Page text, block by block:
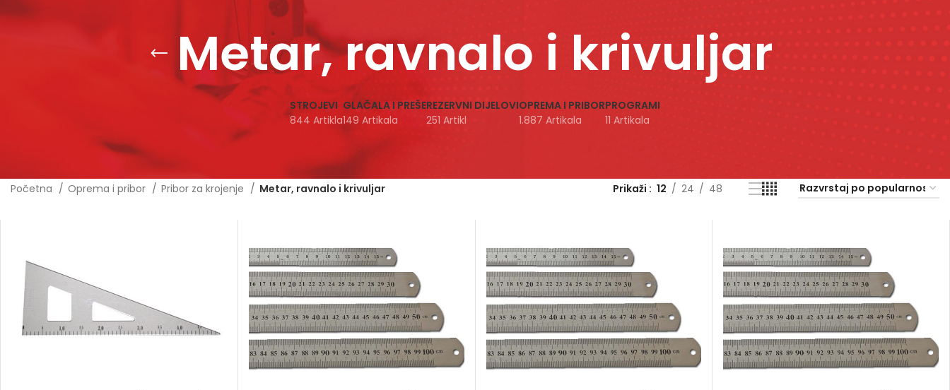
Metar, ravnalo i krivuljar
STROJEVI
844 Artikla
GLAČALA I PREŠE
149 Artikala
REZERVNI DIJELOVI
251 Artikl
OPREMA I PRIBOR
1.887 Artikala
PROGRAMI
11 Artikala
Početna Oprema i pribor Pribor za krojenje Metar, ravnalo i krivuljar Prikaži 12 24 48